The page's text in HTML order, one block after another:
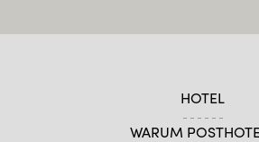
HOTEL
WARUM